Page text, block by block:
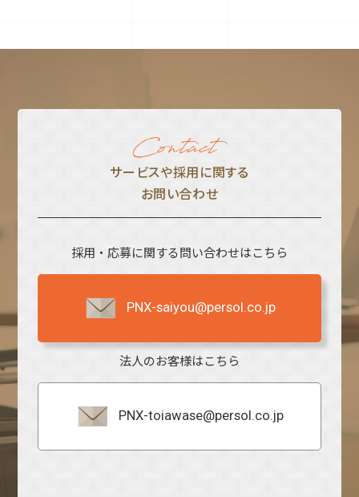
サービスや採⽤に関する
お問い合わせ
採用・応募に関する問い合わせはこちら
PNX-saiyou@persol.co.jp
法人のお客様はこちら
PNX-toiawase@persol.co.jp